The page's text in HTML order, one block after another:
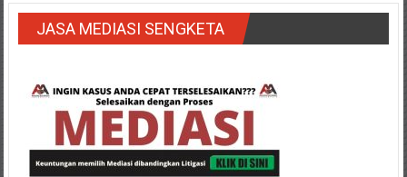
Pusat/
Karawang/
Lampung
Timur/Lampung/
Bengkulu/
JASA MEDIASI SENGKETA